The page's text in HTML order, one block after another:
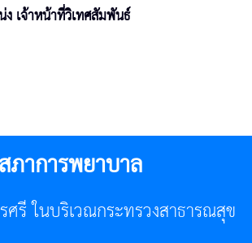
เจ้าหน้าที่วิเทศสัมพันธ์
ภาการพยาบาล
รี ในบริเวณกระทรวงสาธารณสุข